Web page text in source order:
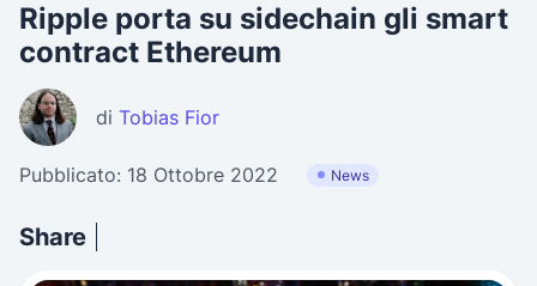
Ripple porta su sidechain gli smart
contract Ethereum
di Tobias Fior
Pubblicato: 18 Ottobre 2022 News
Share